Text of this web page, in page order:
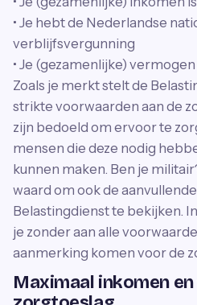
• Je hebt de Nederlandse
verblijfsvergunning
• Je (gezamenlijke)
Zoals je merkt stelt de
strikte voorwaarden aan de
zijn bedoeld om ervoor te
mensen die deze nodig
kunnen maken. Ben je
waard om ook de
Belastingdienst te bekijken.
je zonder aan alle
aanmerking komen voor de
Maximaal inkomen